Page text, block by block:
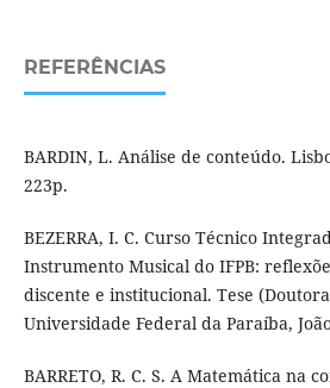
REFERÊNCIAS
BARDIN, L. Análise de conteúdo.
223p.
BEZERRA, I. C. Curso Técnico
Instrumento Musical do IFPB:
discente e institucional. Tese
Universidade Federal da Paraíba,
BARRETO, R. C. S. A Matemática na